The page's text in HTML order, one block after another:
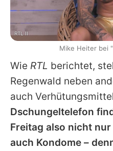
Wie RTL berichtet,
Regenwald neben
auch
Dschungeltelefon
Freitag also nicht
auch Kondome –
RTL II
Mike Heiter bei